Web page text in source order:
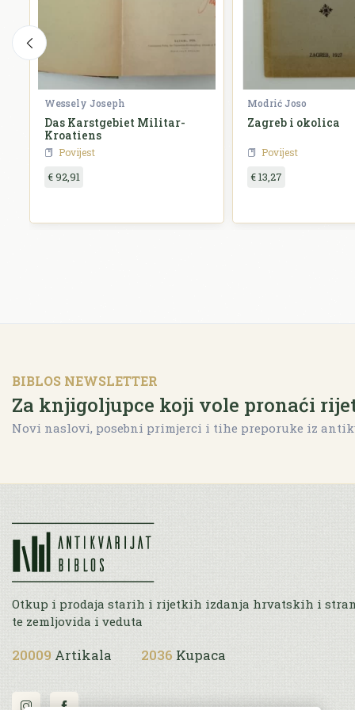
Wessely Joseph
Das Karstgebiet Militar-
Kroatiens
Povijest
€ 92,91
Modrić Joso
Zagreb i okolica
Povijest
€ 13,27
BIBLOS NEWSLETTER
Za knjigoljupce koji vole pronaći
Novi naslovi, posebni primjerci i tihe preporuke iz
Otkup i prodaja starih i rijetkih izdanja hrvatskih i
te zemljovida i veduta
20009 Artikala 2036 Kupaca